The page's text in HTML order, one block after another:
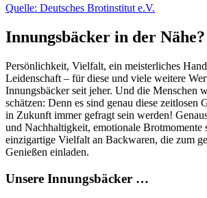
Quelle: Deutsches Brotinstitut e.V.
Innungsbäcker in der Nähe?
Persönlichkeit, Vielfalt, ein meisterliches
Leidenschaft – für diese und viele weitere
Innungsbäcker seit jeher. Und die Menschen
schätzen: Denn es sind genau diese zeitlosen
in Zukunft immer gefragt sein werden!
und Nachhaltigkeit, emotionale Brotmomente
einzigartige Vielfalt an Backwaren, die zum
Genießen einladen.
Unsere Innungsbäcker …